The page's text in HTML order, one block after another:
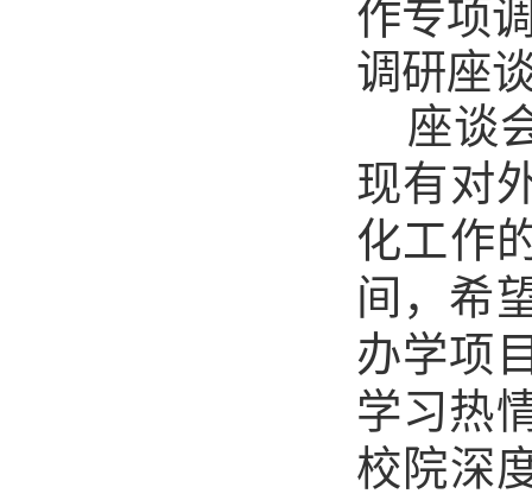
作专项
调研座
座谈
现有对
化工作
间，希
办学项
学习热
校院深